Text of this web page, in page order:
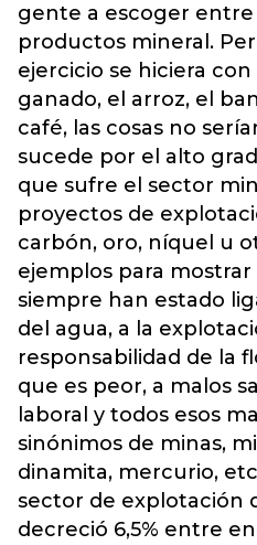
gente a escoger
productos mineral.
ejercicio se hiciera con
ganado, el arroz, el
café, las cosas no
sucede por el alto
que sufre el sector
proyectos de
carbón, oro, níquel u
ejemplos para
siempre han estado
del agua, a la
responsabilidad de la
que es peor, a malos
laboral y todos esos
sinónimos de minas,
dinamita, mercurio,
sector de explotación
decreció 6,5% entre